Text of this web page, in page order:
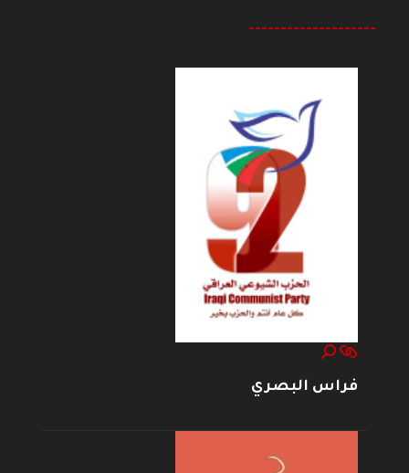
--------------------
فراس البصري